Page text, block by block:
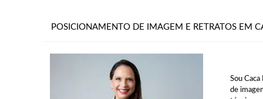
POSICIONAMENTO DE IMAGEM E RETRATOS EM
Sou
de